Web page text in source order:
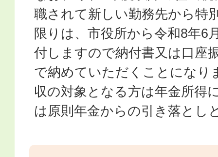
職されて新しい勤務先から特
限りは、市役所から令和8年6
付しますので納付書又は口座
で納めていただくことになり
収の対象となる方は年金所得
は原則年金からの引き落とし